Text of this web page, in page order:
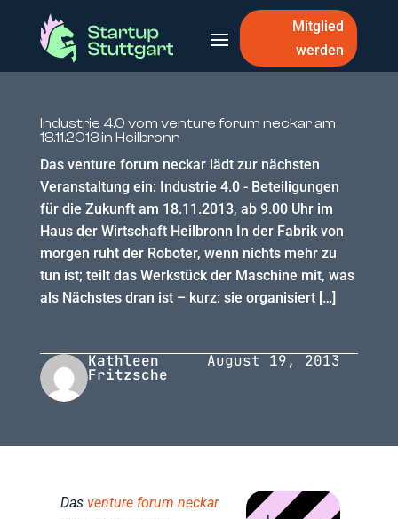
Mitglied
werden
Industrie 4.0 vom venture forum neckar am
18.11.2013 in Heilbronn
Das venture forum neckar lädt zur nächsten
Veranstaltung ein: Industrie 4.0 - Beteiligungen
für die Zukunft am 18.11.2013, ab 9.00 Uhr im
Haus der Wirtschaft Heilbronn In der Fabrik von
morgen ruht der Roboter, wenn nichts mehr zu
tun ist; teilt das Werkstück der Maschine mit, was
als Nächstes dran ist – kurz: sie organisiert […]
Kathleen
Fritzsche
August 19, 2013
Das venture forum neckar